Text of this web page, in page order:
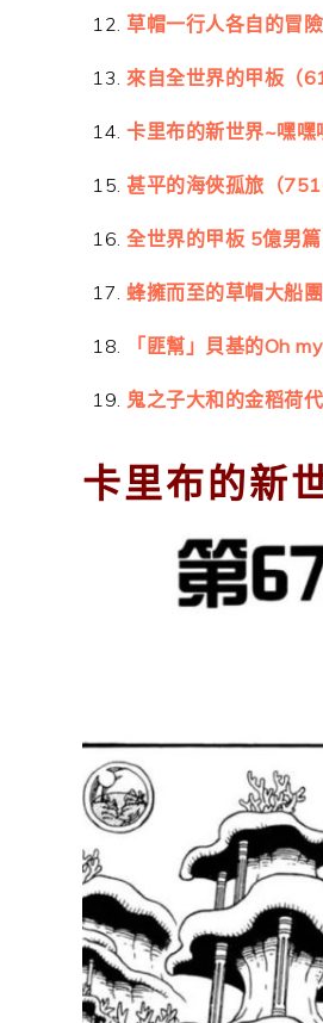
草帽一行人各自的冒
來自全世界的甲板（
卡里布的新世界~嘿
甚平的海俠孤旅（
全世界的甲板 5億男
蜂擁而至的草帽大船
「匪幫」貝基的Oh
鬼之子大和的金稻荷
卡里布的新